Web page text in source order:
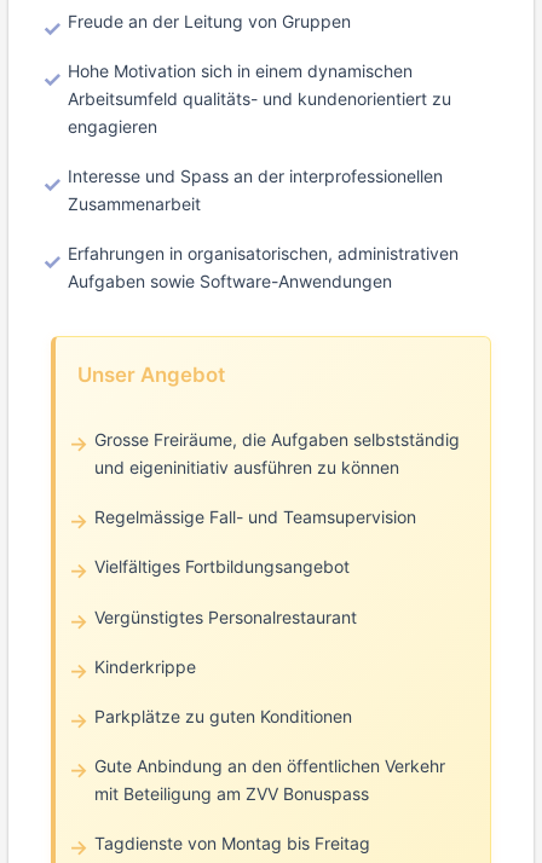
Freude an der Leitung von Gruppen
Hohe Motivation sich in einem dynamischen
Arbeitsumfeld qualitäts- und kundenorientiert zu
engagieren
Interesse und Spass an der interprofessionellen
Zusammenarbeit
Erfahrungen in organisatorischen, administrativen
Aufgaben sowie Software-Anwendungen
Unser Angebot
Grosse Freiräume, die Aufgaben selbstständig
und eigeninitiativ ausführen zu können
Regelmässige Fall- und Teamsupervision
Vielfältiges Fortbildungsangebot
Vergünstigtes Personalrestaurant
Kinderkrippe
Parkplätze zu guten Konditionen
Gute Anbindung an den öffentlichen Verkehr
mit Beteiligung am ZVV Bonuspass
Tagdienste von Montag bis Freitag